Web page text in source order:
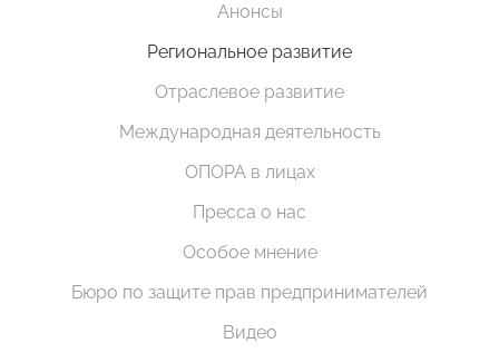
Анонсы
Региональное развитие
Отраслевое развитие
Международная деятельность
ОПОРА в лицах
Пресса о нас
Особое мнение
Бюро по защите прав предпринимателей
Видео